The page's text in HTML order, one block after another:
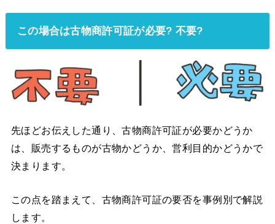
この場合は古物商許可証が必要? 不要?
先ほどお伝えした通り、古物商許可証が必要かどうか
は、販売するものが古物かどうか、営利目的かどうかで
決まります。
この点を踏まえて、古物商許可証の要否を事例別で解説
します。